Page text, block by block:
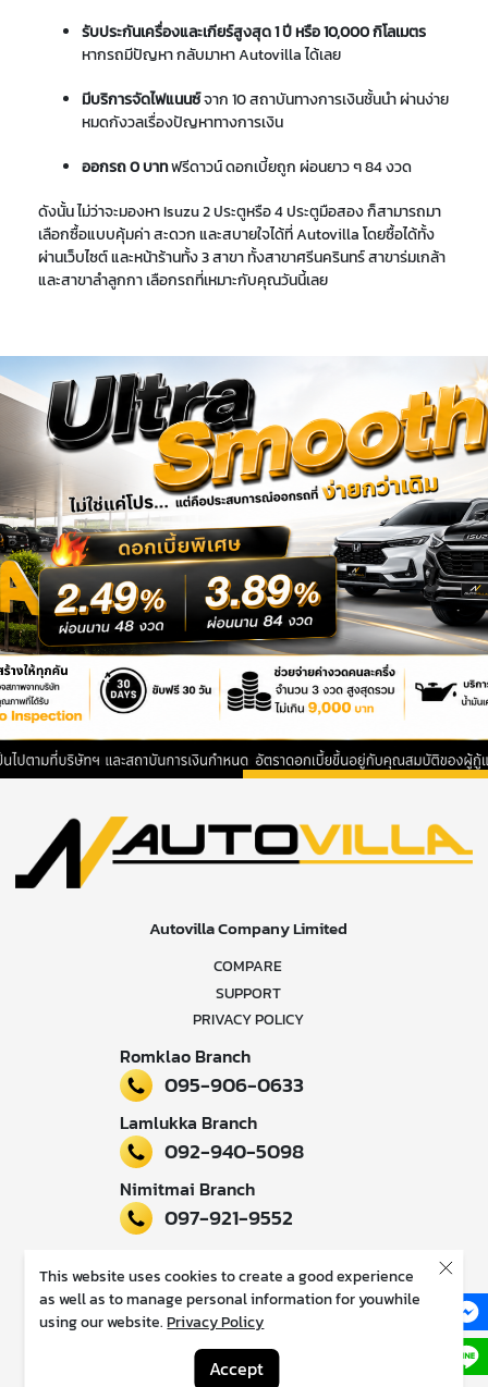
รับประกันเครื่องและเกียร์สูงสุด 1 ปี หรือ 10,000 กิโลเมตร
หากรถมีปัญหา กลับมาหา Autovilla ได้เลย
มีบริการจัดไฟแนนซ์จาก 10 สถาบันทางการเงินชั้นนำ ผ่านง่าย
หมดกังวลเรื่องปัญหาทางการเงิน
ออกรถ 0 บาทฟรีดาวน์ ดอกเบี้ยถูก ผ่อนยาว ๆ 84 งวด
ดังนั้น ไม่ว่าจะมองหา Isuzu 2 ประตูหรือ 4 ประตูมือสอง ก็สามารถมา
เลือกซื้อแบบคุ้มค่า สะดวก และสบายใจได้ที่ Autovilla โดยซื้อได้ทั้ง
ผ่านเว็บไซต์ และหน้าร้านทั้ง 3 สาขา ทั้งสาขาศรีนครินทร์ สาขาร่มเกล้า
และสาขาลำลูกกา เลือกรถที่เหมาะกับคุณวันนี้เลย
Autovilla Company Limited
COMPARE
SUPPORT
PRIVACY POLICY
Romklao Branch
095-906-0633
Lamlukka Branch
092-940-5098
Nimitmai Branch
097-921-9552
Follow our news
This website uses cookies to create a good experience
as well as to manage personal information for youwhile
using our website. Privacy Policy
Accept